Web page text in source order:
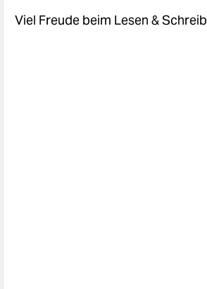
Viel Freude beim Lesen &